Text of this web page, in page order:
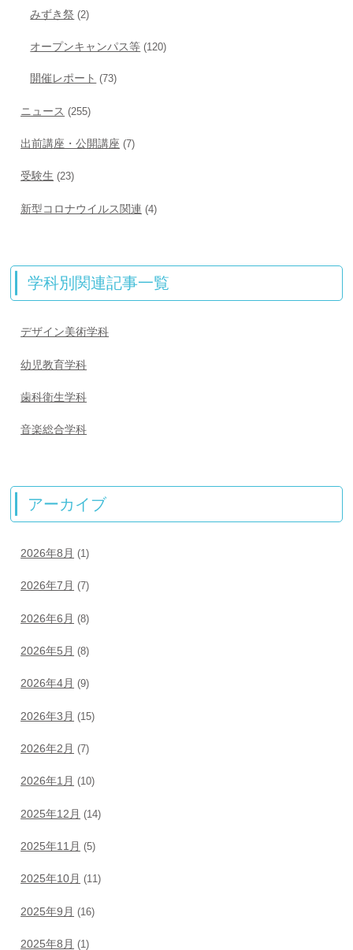
みずき祭 (2)
オープンキャンパス等 (120)
開催レポート (73)
ニュース (255)
出前講座・公開講座 (7)
受験生 (23)
新型コロナウイルス関連 (4)
学科別関連記事一覧
デザイン美術学科
幼児教育学科
歯科衛生学科
音楽総合学科
アーカイブ
2026年8月 (1)
2026年7月 (7)
2026年6月 (8)
2026年5月 (8)
2026年4月 (9)
2026年3月 (15)
2026年2月 (7)
2026年1月 (10)
2025年12月 (14)
2025年11月 (5)
2025年10月 (11)
2025年9月 (16)
2025年8月 (1)